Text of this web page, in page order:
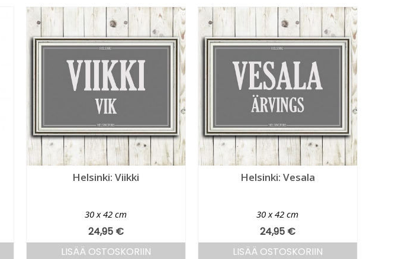
Helsinki: Viikki
30 x 42 cm
24,95 €
LISÄÄ OSTOSKORIIN
Helsinki: Vesala
30 x 42 cm
24,95 €
LISÄÄ OSTOSKORIIN